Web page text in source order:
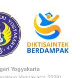
Yogyakarta